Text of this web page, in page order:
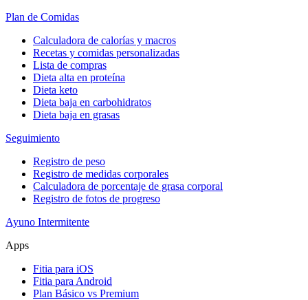
Plan de Comidas
Calculadora de calorías y macros
Recetas y comidas personalizadas
Lista de compras
Dieta alta en proteína
Dieta keto
Dieta baja en carbohidratos
Dieta baja en grasas
Seguimiento
Registro de peso
Registro de medidas corporales
Calculadora de porcentaje de grasa corporal
Registro de fotos de progreso
Ayuno Intermitente
Apps
Fitia para iOS
Fitia para Android
Plan Básico vs Premium